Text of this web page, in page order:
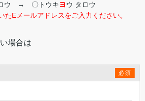
ウ → 〇トウキヨウ タロウ
Eメールアドレスをご入力ください。
場合は
必須